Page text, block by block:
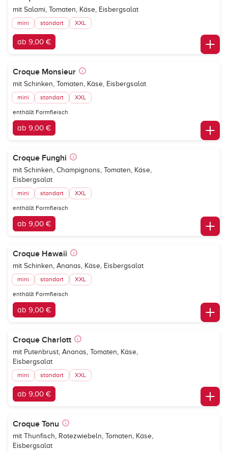
mit Salami, Tomaten, Käse, Eisbergsalat
mini standart XXL
ab 9,00 €
Croque Monsieur
mit Schinken, Tomaten, Käse, Eisbergsalat
mini standart XXL
enthällt Formfleisch
ab 9,00 €
Croque Funghi
mit Schinken, Champignons, Tomaten, Käse,
Eisbergsalat
mini standart XXL
enthällt Formfleisch
ab 9,00 €
Croque Hawaii
mit Schinken, Ananas, Käse, Eisbergsalat
mini standart XXL
enthällt Formfleisch
ab 9,00 €
Croque Charlott
mit Putenbrust, Ananas, Tomaten, Käse,
Eisbergsalat
mini standart XXL
ab 9,00 €
Croque Tonu
mit Thunfisch, Rotezwiebeln, Tomaten, Käse,
Eisbergsalat